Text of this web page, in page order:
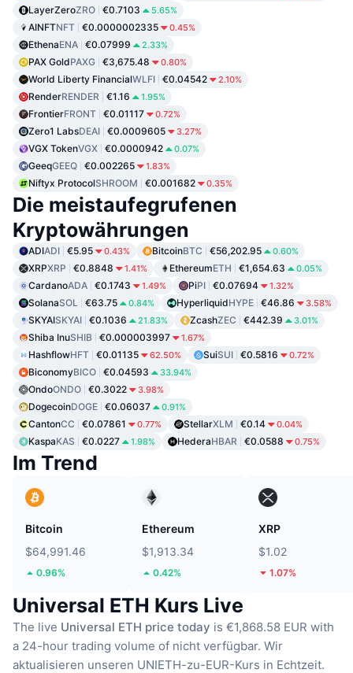
LayerZeroZRO €0.7103 5.65%
AINFTNFT €0.0000002335 0.45%
EthenaENA €0.07999 2.33%
PAX GoldPAXG €3,675.48 0.80%
World Liberty FinancialWLFI €0.04542 2.10%
RenderRENDER €1.16 1.95%
FrontierFRONT €0.01117 0.72%
Zero1 LabsDEAI €0.0009605 3.27%
VGX TokenVGX €0.0000942 0.07%
GeeqGEEQ €0.002265 1.83%
Niftyx ProtocolSHROOM €0.001682 0.35%
Die meistaufegrufenen
Kryptowährungen
ADIADI €5.95 0.43% BitcoinBTC €56,202.95 0.60%
XRPXRP €0.8848 1.41% EthereumETH €1,654.63 0.05%
CardanoADA €0.1743 1.49% PiPI €0.07694 1.32%
SolanaSOL €63.75 0.84% HyperliquidHYPE €46.86 3.58%
SKYAISKYAI €0.1036 21.83% ZcashZEC €442.39 3.01%
Shiba InuSHIB €0.000003997 1.67%
HashflowHFT €0.01135 62.50% SuiSUI €0.5816 0.72%
BiconomyBICO €0.04593 33.94%
OndoONDO €0.3022 3.98%
DogecoinDOGE €0.06037 0.91%
CantonCC €0.07861 0.77% StellarXLM €0.14 0.04%
KaspaKAS €0.0227 1.98% HederaHBAR €0.0588 0.75%
Im Trend
Bitcoin
$64,991.46
0.96%
Ethereum
$1,913.34
0.42%
XRP
$1.02
1.07%
Universal ETH Kurs Live
The live Universal ETH price today is €1,868.58 EUR with
a 24-hour trading volume of nicht verfügbar. Wir
aktualisieren unseren UNIETH-zu-EUR-Kurs in Echtzeit.